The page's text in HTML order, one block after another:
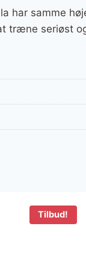
har samme
træne seriøst
Tilbud!